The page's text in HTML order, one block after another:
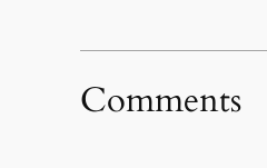
Comments